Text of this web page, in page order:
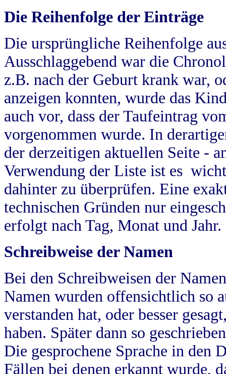
Die Reihenfolge der Einträge
Die ursprüngliche Reihenfolge
Ausschlaggebend war die
z.B. nach der Geburt krank war,
anzeigen konnten, wurde das
auch vor, dass der Taufeintrag
vorgenommen wurde. In
der derzeitigen aktuellen Seite -
Verwendung der Liste ist es
dahinter zu überprüfen. Eine
technischen Gründen nur
erfolgt nach Tag, Monat und Jahr.
Schreibweise der Namen
Bei den Schreibweisen der
Namen wurden offensichtlich so
verstanden hat, oder besser
haben. Später dann so
Die gesprochene Sprache in
Fällen bei denen erkannt wurde,